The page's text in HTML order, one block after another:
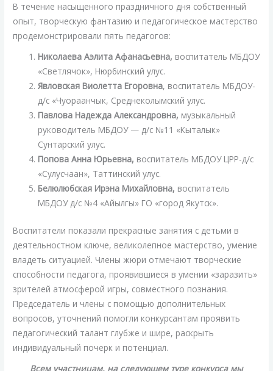
В течение насыщенного праздничного дня собственный
опыт, творческую фантазию и педагогическое мастерство
продемонстрировали пять педагогов:
Николаева Аэлита Афанасьевна, воспитатель МБДОУ
«Светлячок», Нюрбинский улус.
Явловская Виолетта Егоровна, воспитатель МБДОУ-
д/с «Чуораанчык, Среднеколымский улус.
Павлова Надежда Александровна, музыкальный
руководитель МБДОУ — д/с №11 «Кыталык»
Сунтарский улус.
Попова Анна Юрьевна, воспитатель МБДОУ ЦРР-д/с
«Сулусчаан», Таттинский улус.
Белюлюбская Ирэна Михайловна, воспитатель
МБДОУ д/с №4 «Айылгы» ГО «город Якутск».
Воспитатели показали прекрасные занятия с детьми в
деятельностном ключе, великолепное мастерство, умение
владеть ситуацией. Члены жюри отмечают творческие
способности педагога, проявившиеся в умении «заразить»
зрителей атмосферой игры, совместного познания.
Председатель и члены с помощью дополнительных
вопросов, уточнений помогли конкурсантам проявить
педагогический талант глубже и шире, раскрыть
индивидуальный почерк и потенциал.
Всем участницам, на следующем туре конкурса мы